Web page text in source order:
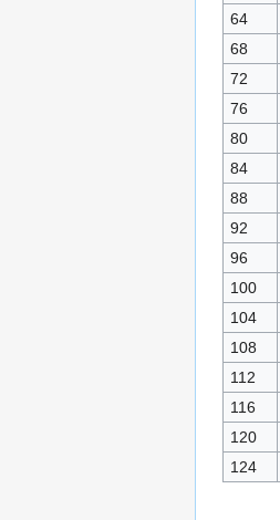
64
68
72
76
80
84
88
92
96
100
104
108
112
116
120
124